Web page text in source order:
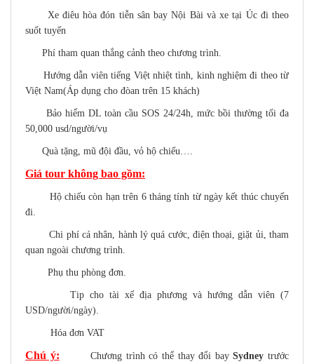
Xe điêu hòa đón tiễn sân bay Nội Bài và xe tại Úc đi theo
suốt tuyến
Phí tham quan thắng cảnh theo chương trình.
Hướng dẫn viên tiếng Việt nhiệt tình, kinh nghiệm đi theo từ
Việt Nam(Áp dụng cho đòan trên 15 khách)
Bảo hiểm DL toàn cầu SOS 24/24h, mức bồi thường tối đa
50,000 usd/người/vụ
Quà tặng, mũ đội đầu, vỏ hộ chiếu….
Giá tour không bao gồm:
Hộ chiếu còn hạn trên 6 tháng tính từ ngày kết thúc chuyến
đi.
Chi phí cá nhân, hành lý quá cước, điện thoại, giặt ủi, tham
quan ngoài chương trình.
Phụ thu phòng đơn.
Tip cho tài xế địa phương và hướng dẫn viên (7
USD/người/ngày).
Hóa đơn VAT
Chú ý: Chương trình có thể thay đổi baySydneytrước